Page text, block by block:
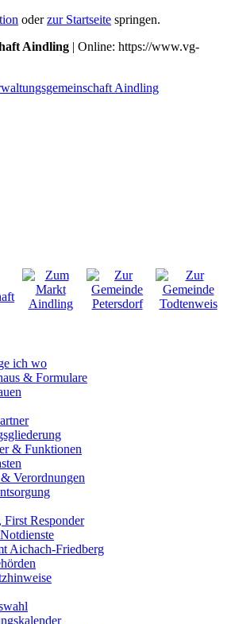
oderzur Startseite springen.
Aindling | Online: https://www.vg-
ich wo
& Formulare
& Funktionen
Verordnungen
First Responder
Aichach-Friedberg